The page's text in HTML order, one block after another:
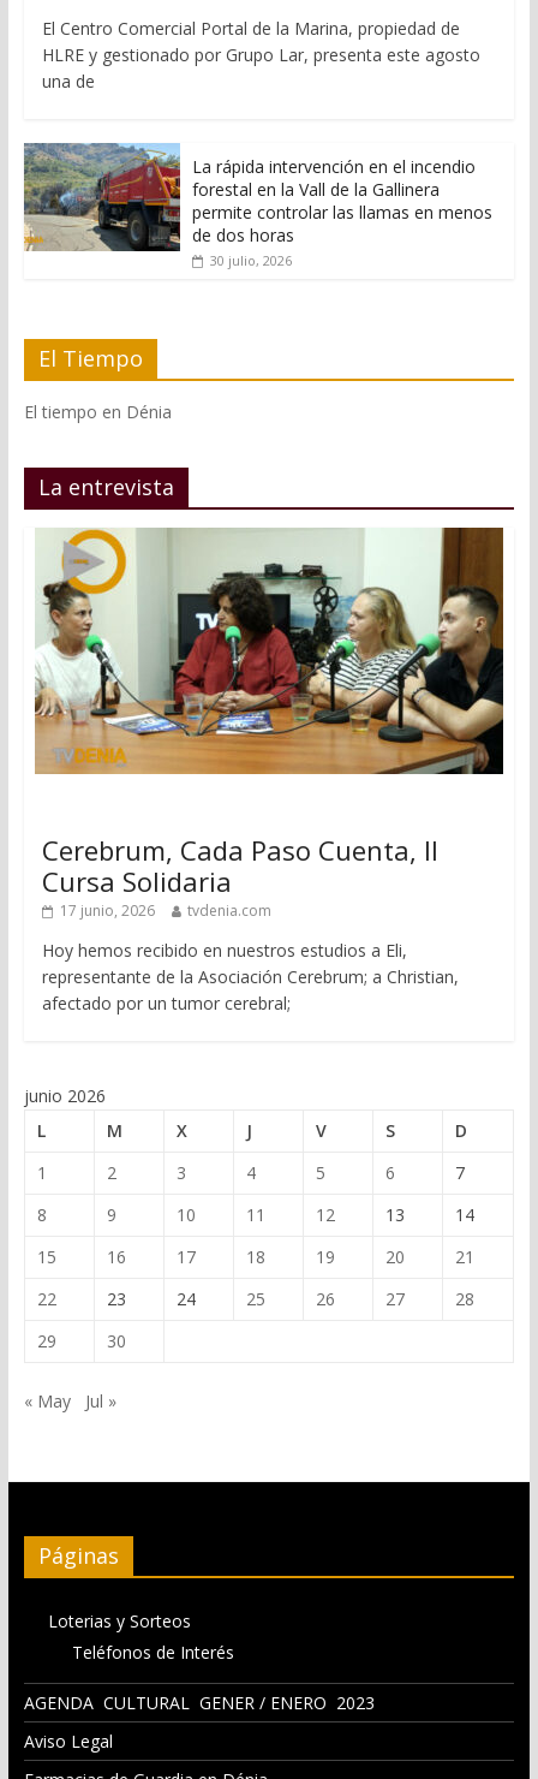
El Centro Comercial Portal de la Marina, propiedad de
HLRE y gestionado por Grupo Lar, presenta este agosto
una de
La rápida intervención en el incendio
forestal en la Vall de la Gallinera
permite controlar las llamas en menos
de dos horas
30 julio, 2026
El Tiempo
El tiempo en Dénia
La entrevista
Cerebrum, Cada Paso Cuenta, II
Cursa Solidaria
17 junio, 2026 tvdenia.com
Hoy hemos recibido en nuestros estudios a Eli,
representante de la Asociación Cerebrum; a Christian,
afectado por un tumor cerebral;
junio 2026
L
M X J V S
D
1
2 3 4 5 6
7
8
9 10 11 12 13
14
15
16 17 18 19 20
21
22
23 24 25 26 27
28
29
30
« May Jul »
Páginas
Loterias y Sorteos
Teléfonos de Interés
AGENDA CULTURAL GENER / ENERO 2023
Aviso Legal